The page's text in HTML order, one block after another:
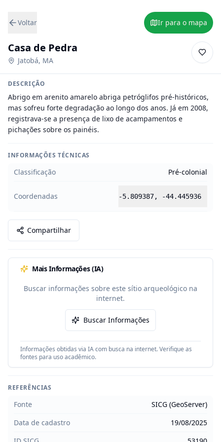
Voltar Ir para o mapa
Casa de Pedra
Jatobá, MA
DESCRIÇÃO
Abrigo em arenito amarelo abriga petróglifos pré-históricos,
mas sofreu forte degradação ao longo dos anos. Já em 2008,
registrava-se a presença de lixo de acampamentos e
pichações sobre os painéis.
INFORMAÇÕES TÉCNICAS
Classificação Pré-colonial
Coordenadas -5.809387, -44.445936
Compartilhar
Mais Informações (IA)
Buscar informações sobre este sítio arqueológico na
internet.
Buscar Informações
Informações obtidas via IA com busca na internet. Verifique as
fontes para uso acadêmico.
REFERÊNCIAS
Fonte
SICG (GeoServer)
Data de cadastro
19/08/2025